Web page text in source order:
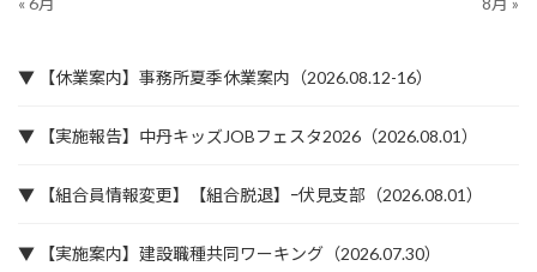
▼ 【休業案内】事務所夏季休業案内（2026.08.12-16）
▼ 【実施報告】中丹キッズJOBフェスタ2026（2026.08.01）
▼ 【組合員情報変更】【組合脱退】ｰ伏見支部（2026.08.01）
▼ 【実施案内】建設職種共同ワーキング（2026.07.30）